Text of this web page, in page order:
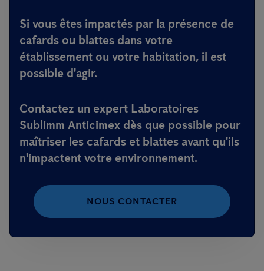
Si vous êtes impactés par la présence de
cafards ou blattes dans votre
établissement ou votre habitation, il est
possible d'agir.
Contactez un expert Laboratoires
Sublimm Anticimex dès que possible pour
maîtriser les cafards et blattes avant qu'ils
n'impactent votre environnement.
NOUS CONTACTER